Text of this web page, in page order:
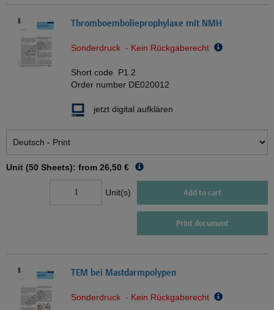
Thromboembolieprophylaxe mit NMH
Sonderdruck - Kein Rückgaberecht
Short code P1.2
Order number DE020012
jetzt digital aufklären
Unit (50 Sheets): from 26,50 €
Unit(s) Add to cart
Print document
TEM bei Mastdarmpolypen
Sonderdruck - Kein Rückgaberecht